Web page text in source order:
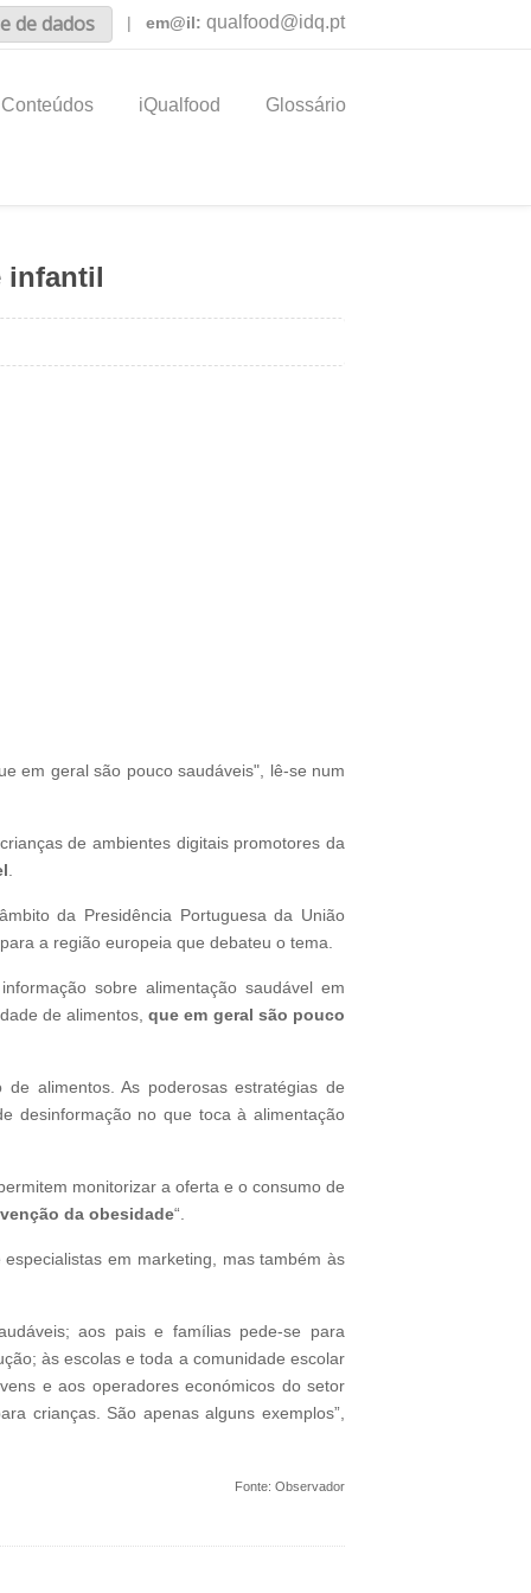
de dados | em@il: qualfood@idq.pt
Conteúdos iQualfood Glossário
infantil
em geral são pouco saudáveis", lê-se num
de ambientes digitais promotores da
da Presidência Portuguesa da União
a região europeia que debateu o tema.
sobre alimentação saudável em
de alimentos,que em geral são pouco
alimentos. As poderosas estratégias de
desinformação no que toca à alimentação
monitorizar a oferta e o consumo de
da obesidade“.
em marketing, mas também às
aos pais e famílias pede-se para
às escolas e toda a comunidade escolar
e aos operadores económicos do setor
crianças. São apenas alguns exemplos”,
Fonte: Observador